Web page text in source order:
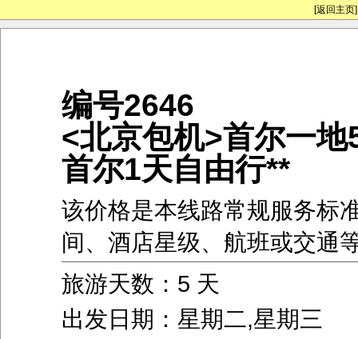
[返回主页]
编号2646
<北京包机>首尔一地
首尔1天自由行**
该价格是本线路常规服务标
间、酒店星级、航班或交通
旅游天数：5 天
出发日期：星期二,星期三